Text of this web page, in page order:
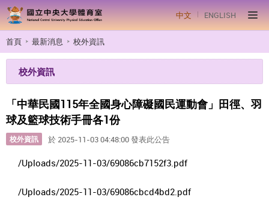
中文 ENGLISH
首頁 最新消息 校外資訊
校外資訊
「中華民國115年全國身心障礙國民運動會」田徑、羽
球及籃球技術手冊各1份
校外資訊 於 2025-11-03 04:48:00 發表此公告
/Uploads/2025-11-03/69086cb7152f3.pdf
/Uploads/2025-11-03/69086cbcd4bd2.pdf